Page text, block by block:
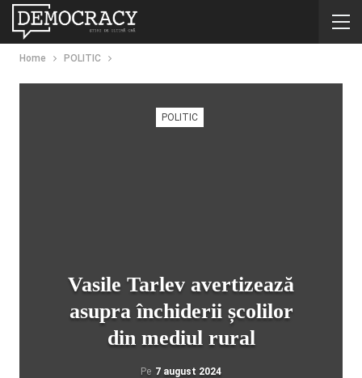
Home POLITIC
POLITIC
Vasile Tarlev avertizează
asupra închiderii școlilor
din mediul rural
Pe 7 august 2024